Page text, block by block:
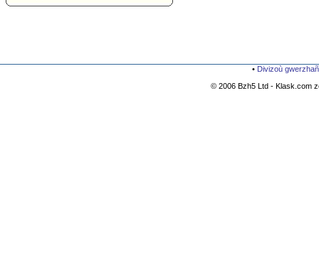
• Divizoù
© 2006 Bzh5 Ltd - Klask.com